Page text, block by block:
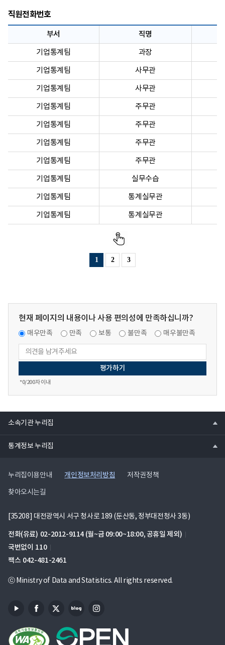
직원전화번호
부서 직명
기업통계팀 과장
기업통계팀 사무관
기업통계팀 사무관
기업통계팀 주무관
기업통계팀 주무관
기업통계팀 주무관
기업통계팀 주무관
기업통계팀 실무수습
기업통계팀 통계실무관
기업통계팀 통계실무관
1 2 3
현재 페이지의 내용이나 사용 편의성에 만족하십니까?
매우만족 만족 보통 불만족 매우불만족
*0/200자 이내
누리집이용안내 개인정보처리방침 저작권정책
찾아오시는길
[35208] 대전광역시 서구 청사로 189 (둔산동, 정부대전청사 3동)
전화(유료) 02-2012-9114 (월~금 09:00~18:00, 공휴일 제외)
국번없이 110
팩스 042-481-2461
ⓒ Ministry of Data and Statistics. All rights reserved.
소속기관 누리집
통계정보 누리집